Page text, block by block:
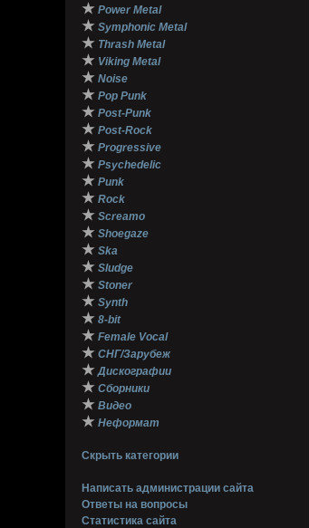
★ Power Metal
★ Symphonic Metal
★ Thrash Metal
★ Viking Metal
★ Noise
★ Pop Punk
★ Post-Punk
★ Post-Rock
★ Progressive
★ Psychedelic
★ Punk
★ Rock
★ Screamo
★ Shoegaze
★ Ska
★ Sludge
★ Stoner
★ Synth
★ 8-bit
★ Female Vocal
★ СНГ/Зарубеж
★ Дискографии
★ Сборники
★ Видео
★ Неформат
Скрыть категории
Написать администрации сайта
Ответы на вопросы
Статистика сайта